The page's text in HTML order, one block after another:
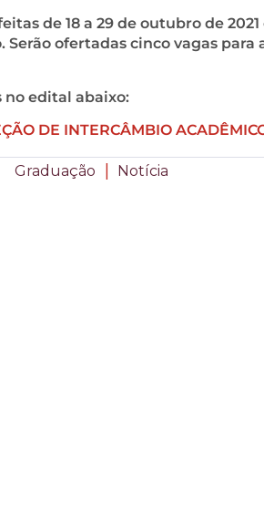
de 18 a 29 de outubro de
ofertadas cinco vagas
no edital abaixo:
DE INTERCÂMBIO
Graduação | Notícia